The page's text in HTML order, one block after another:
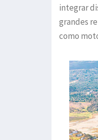
integrar
grandes
como